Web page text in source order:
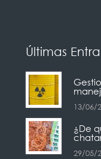
Últimas
13/06/
¿De
29/05/